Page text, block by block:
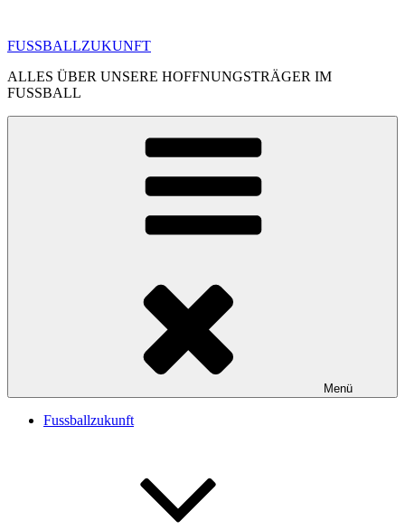
springen
FUSSBALLZUKUNFT
ALLES ÜBER UNSERE HOFFNUNGSTRÄGER IM
FUSSBALL
Menü
Fussballzukunft